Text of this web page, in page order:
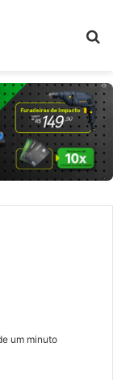
um minuto